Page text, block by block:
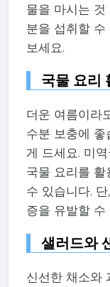
물을 마시는
분을 섭취할 수
보세요.
국물 요리
더운 여름이라
수분 보충에 좋
게 드세요. 미
국물 요리를
수 있습니다.
증을 유발할 수
샐러드와
신선한 채소와